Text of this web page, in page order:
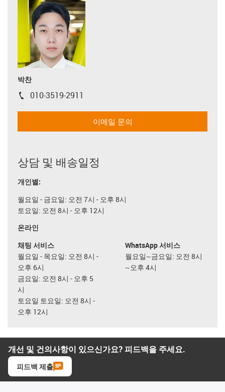
박찬
igus-icon-phone
010-3519-2911
이메일 문의
상담 및 배송일정
개인별:
월요일 - 금요일: 오전 7시 - 오후 8시
토요일: 오전 8시 - 오후 12시
온라인
채팅 서비스
월요일 - 목요일: 오전 8시 -
오후 6시
금요일: 오전 8시 - 오후 5
시
토요일 토요일: 오전 8시 -
오후 12시
WhatsApp 서비스
월요일~금요일: 오전 8시
~오후 4시
개선 및 건의사항이 있으신가요? 피드백을 주세요.
피드백 제출